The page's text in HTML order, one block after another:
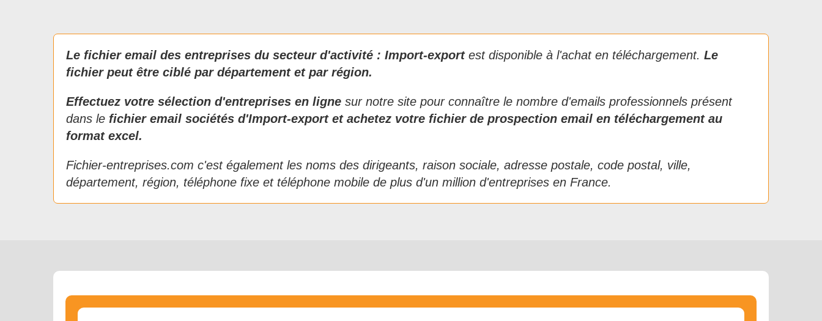
Le fichier email des entreprises du secteur d'activité : Import-export est disponible à l'achat en téléchargement. Le
fichier peut être ciblé par département et par région.
Effectuez votre sélection d'entreprises en ligne sur notre site pour connaître le nombre d'emails professionnels présent
dans le fichier email sociétés d'Import-exportet achetez votre fichier de prospection email en téléchargement au
format excel.
Fichier-entreprises.com c'est également les noms des dirigeants, raison sociale, adresse postale, code postal, ville,
département, région, téléphone fixe et téléphone mobile de plus d'un million d'entreprises en France.